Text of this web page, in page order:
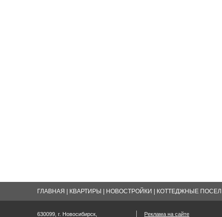
ГЛАВНАЯ КВАРТИРЫ НОВОСТРОЙКИ КОТТЕДЖНЫЕ
630099, г. Новосибирск,
Реклама на сайте